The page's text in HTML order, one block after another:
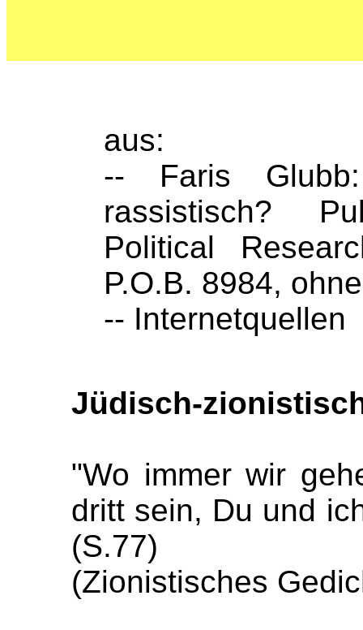
aus:
-- Faris
rassistisch?
Political
P.O.B. 8984,
-- Internetquellen
Jüdisch-
"Wo immer wir
dritt sein, Du und
(S.77)
(Zionistisches